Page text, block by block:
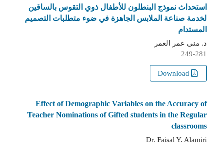
استحداث نموذج البنطلون للأطفال ذوي التقوس بالساقين
لخدمة صناعة الملابس الجاهزة في ضوء متطلبات التصميم
المستدام
د. منى عمر العمر
249-281
Effect of Demographic Variables on the Accuracy of
Teacher Nominations of Gifted students in the Regular
classrooms
Dr. Faisal Y. Alamiri